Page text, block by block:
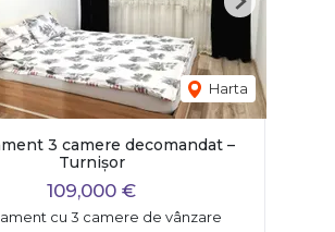
Harta
Next
3 camere decomandat –
Turnișor
109,000 €
cu 3 camere de vânzare